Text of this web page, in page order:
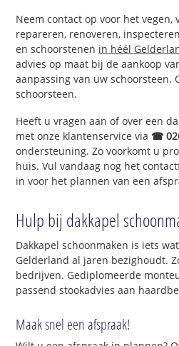
Neem contact op voor het vegen,
repareren, renoveren,
en schoorstenen in héél
advies op maat bij de aankoop
aanpassing van uw schoorsteen.
schoorsteen.
Heeft u vragen aan of over een
met onze klantenservice via ☎
ondersteuning. Zo voorkomt u
huis. Vul vandaag nog het
in voor het plannen van een
Hulp bij dakkapel
Dakkapel schoonmaken is iets
Gelderland al jaren bezighoudt.
bedrijven. Gediplomeerde
passend stookadvies aan
Maak snel een afspraak!